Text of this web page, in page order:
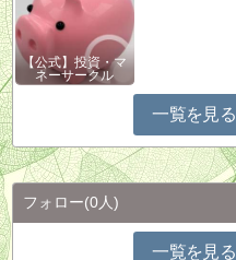
【公式】投資・マ
ネーサークル
一覧を見る
フォロー(0人)
一覧を見る